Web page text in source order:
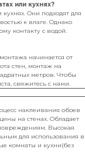
или кухнях?
Они подходят для
к влаге. Однако
контакту с водой.
начинается от
стен, монтаж на
метров. Чтобы
свяжитесь с нами.
наклеивания обоев
на стенах. Обладает
Высокая
для использования в
комнаты и кухни(без